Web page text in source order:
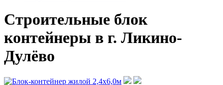
Строительные блок
контейнеры в г. Ликино-
Дулёво